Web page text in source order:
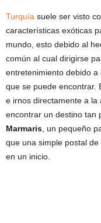
Turquía suele ser visto
características exóticas
mundo, esto debido al
común al cual dirigirse
entretenimiento debido
que se puede encontrar.
e irnos directamente a
encontrar un destino tan
Marmaris , un pequeño
que una simple postal
en un inicio.